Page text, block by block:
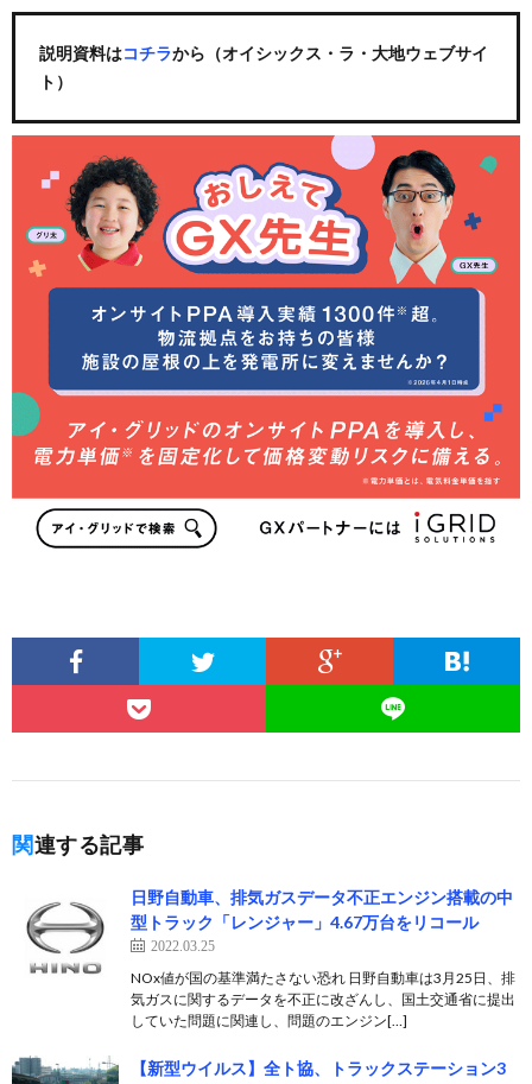
説明資料はコチラから（オイシックス・ラ・大地ウェブサイ
ト）
関連する記事
日野自動車、排気ガスデータ不正エンジン搭載の中
型トラック「レンジャー」4.67万台をリコール
2022.03.25
NOx値が国の基準満たさない恐れ 日野自動車は3月25日、排
気ガスに関するデータを不正に改ざんし、国土交通省に提出
していた問題に関連し、問題のエンジン[…]
【新型ウイルス】全ト協、トラックステーション3